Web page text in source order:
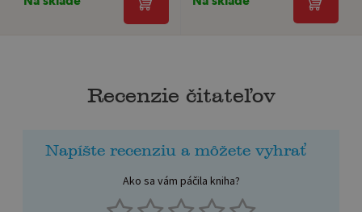
Recenzie čitateľov
Napíšte recenziu a môžete vyhrať
Ako sa vám páčila kniha?